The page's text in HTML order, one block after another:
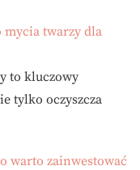
mycia twarzy dla
to kluczowy
tylko oczyszcza
warto zainwestować